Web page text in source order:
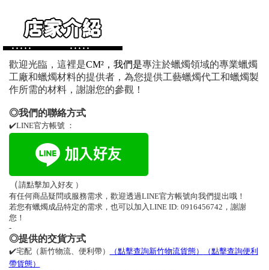
歡迎光臨，這裡是CM²，我們是專注於蠟燭領域的專業蠟燭
工廠和蠟燭材料的提供者，為您提供工藝蠟燭代工和蠟燭製
作所需的材料，謝謝您的參觀！
◎我們的聯絡方式
✔️LINE官方帳號 ：
（請點擊加入好友 ）
有任何商品疑問或服務需求，歡迎透過LINE官方帳號向我們提出哦！
若您有蠟燭成品特定的需求，也可以加入LINE ID: 0916456742，謝謝
您！
-
◎提供的交貨方式
✔️宅配（新竹物流、便利帶） （點擊查詢新竹物流貨態）
（點擊查詢便利
帶貨態）